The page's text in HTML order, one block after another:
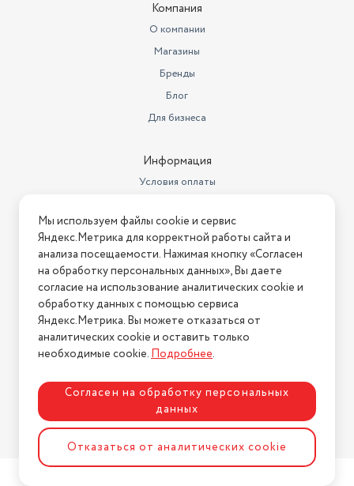
Компания
О компании
Магазины
Бренды
Блог
Для бизнеса
Информация
Условия оплаты
Условия возврата
Нашли ошибку на сайте? Напишите нам
2026 © Интернет-магазин "АстМаркет". У нас есть всё!
Политика конфиденциальности
Разработка сайтаASTDESIGN
Мы используем файлы cookie и сервис
Яндекс.Метрика для корректной работы сайта и
анализа посещаемости. Нажимая кнопку «Согласен
на обработку персональных данных», Вы даете
согласие на использование аналитических cookie и
обработку данных с помощью сервиса
Яндекс.Метрика. Вы можете отказаться от
аналитических cookie и оставить только
необходимые cookie.Подробнее.
Согласен на обработку персональных
данных
Отказаться от аналитических cookie